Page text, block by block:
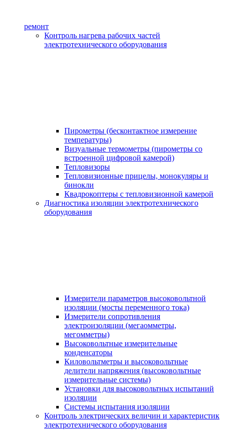
ремонт
Контроль нагрева рабочих частей
электротехнического оборудования
Пирометры (бесконтактное измерение
температуры)
Визуальные термометры (пирометры со
встроенной цифровой камерой)
Тепловизоры
Тепловизионные прицелы, монокуляры и
бинокли
Квадрокоптеры с тепловизионной камерой
Диагностика изоляции электротехнического
оборудования
Измерители параметров высоковольтной
изоляции (мосты переменного тока)
Измерители сопротивления
электроизоляции (мегаомметры,
мегомметры)
Высоковольтные измерительные
конденсаторы
Киловольтметры и высоковольтные
делители напряжения (высоковольтные
измерительные системы)
Установки для высоковольтных испытаний
изоляции
Системы испытания изоляции
Контроль электрических величин и характеристик
электротехнического оборудования